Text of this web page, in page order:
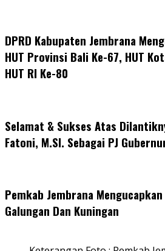
DPRD Kabupaten Jembrana
HUT Provinsi Bali Ke-67, HUT
HUT RI Ke-80
Selamat & Sukses Atas
Fatoni, M.SI. Sebagai PJ
Pemkab Jembrana
Galungan Dan Kuningan